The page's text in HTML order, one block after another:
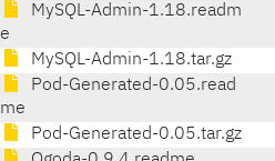
MySQL-Admin-1.18.readm
e
MySQL-Admin-1.18.tar.gz
Pod-Generated-0.05.read
me
Pod-Generated-0.05.tar.gz